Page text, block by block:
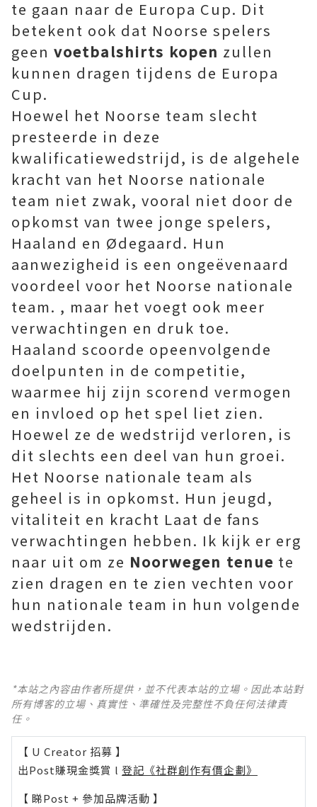
te gaan naar de Europa Cup. Dit
betekent ook dat Noorse spelers
geen voetbalshirts kopen zullen
kunnen dragen tijdens de Europa
Cup.
Hoewel het Noorse team slecht
presteerde in deze
kwalificatiewedstrijd, is de algehele
kracht van het Noorse nationale
team niet zwak, vooral niet door de
opkomst van twee jonge spelers,
Haaland en Ødegaard. Hun
aanwezigheid is een ongeëvenaard
voordeel voor het Noorse nationale
team. , maar het voegt ook meer
verwachtingen en druk toe.
Haaland scoorde opeenvolgende
doelpunten in de competitie,
waarmee hij zijn scorend vermogen
en invloed op het spel liet zien.
Hoewel ze de wedstrijd verloren, is
dit slechts een deel van hun groei.
Het Noorse nationale team als
geheel is in opkomst. Hun jeugd,
vitaliteit en kracht Laat de fans
verwachtingen hebben. Ik kijk er erg
naar uit om ze Noorwegen tenue te
zien dragen en te zien vechten voor
hun nationale team in hun volgende
wedstrijden.
*本站之內容由作者所提供，並不代表本站的立場。因此本站對
所有博客的立場、真實性、準確性及完整性不負任何法律責
任。
【 U Creator 招募 】
出Post賺現金獎賞 l 登記《社群創作有價企劃》
【 睇Post + 參加品牌活動 】